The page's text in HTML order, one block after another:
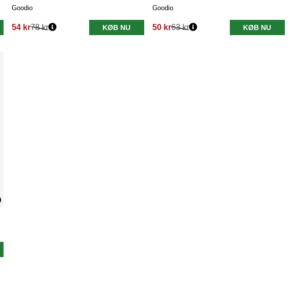
Goodio
54 kr
Normalpris:
78 kr KØB NU
Goodio
50 kr
Normalpris:
63 kr KØB NU